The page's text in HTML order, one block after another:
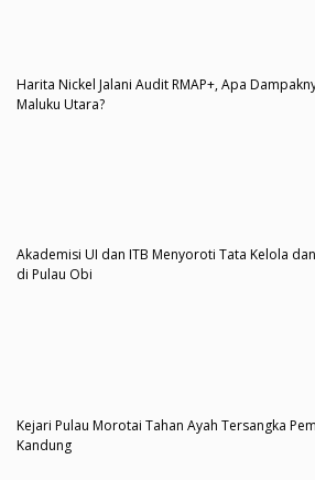
Harita Nickel Jalani Audit RMAP+, Apa
Maluku Utara?
Akademisi UI dan ITB Menyoroti Tata Kelola
di Pulau Obi
Kejari Pulau Morotai Tahan Ayah Tersangka
Kandung